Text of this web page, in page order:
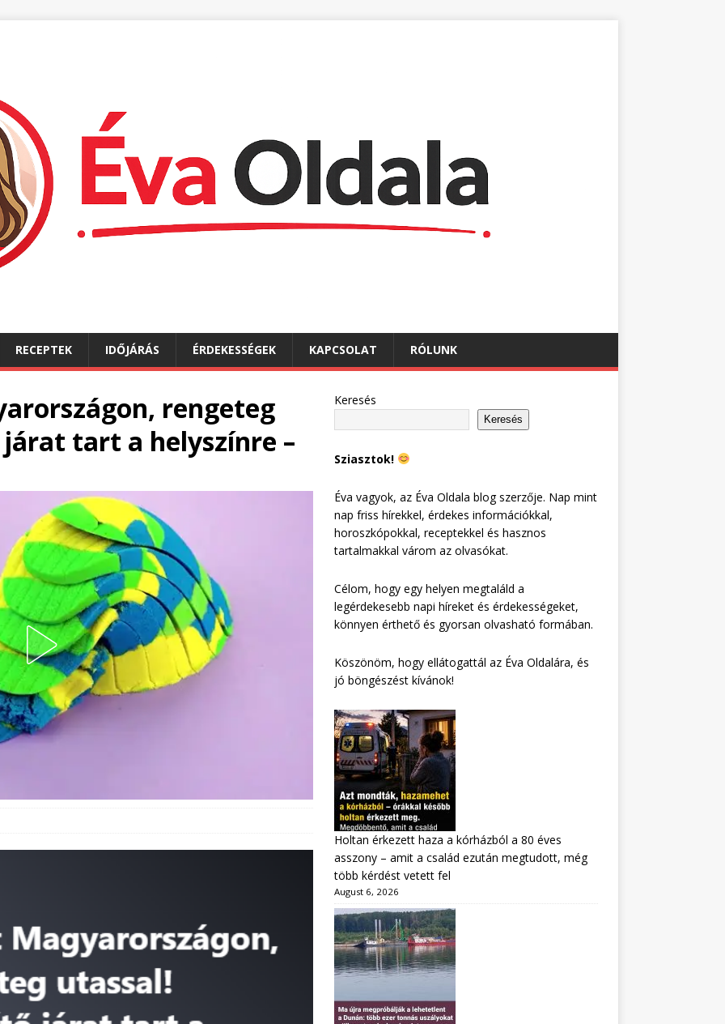
RECEPTEK IDŐJÁRÁS ÉRDEKESSÉGEK KAPCSOLAT RÓLUNK
rengeteg
tart a helyszínre –
Keresés
Keresés
Sziasztok!
Éva vagyok, az Éva Oldala blog szerzője. Nap mint
nap friss hírekkel, érdekes információkkal,
horoszkópokkal, receptekkel és hasznos
tartalmakkal várom az olvasókat.
Célom, hogy egy helyen megtaláld a
legérdekesebb napi híreket és érdekességeket,
könnyen érthető és gyorsan olvasható formában.
Köszönöm, hogy ellátogattál az Éva Oldalára, és
jó böngészést kívánok!
Holtan érkezett haza a kórházból a 80 éves
asszony – amit a család ezután megtudott, még
több kérdést vetett fel
August 6, 2026